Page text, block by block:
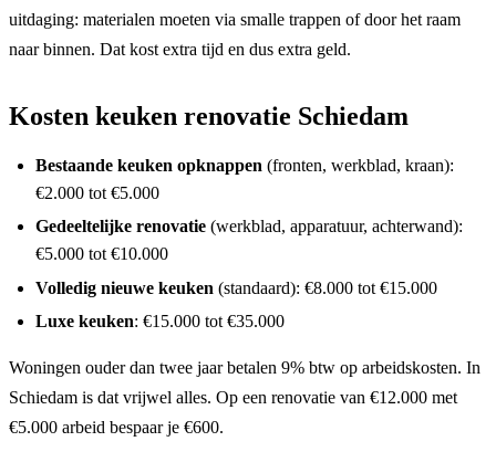
uitdaging: materialen moeten via smalle trappen of door het raam
naar binnen. Dat kost extra tijd en dus extra geld.
Kosten keuken renovatie Schiedam
Bestaande keuken opknappen (fronten, werkblad, kraan):
€2.000 tot €5.000
Gedeeltelijke renovatie (werkblad, apparatuur, achterwand):
€5.000 tot €10.000
Volledig nieuwe keuken (standaard): €8.000 tot €15.000
Luxe keuken: €15.000 tot €35.000
Woningen ouder dan twee jaar betalen 9% btw op arbeidskosten. In
Schiedam is dat vrijwel alles. Op een renovatie van €12.000 met
€5.000 arbeid bespaar je €600.